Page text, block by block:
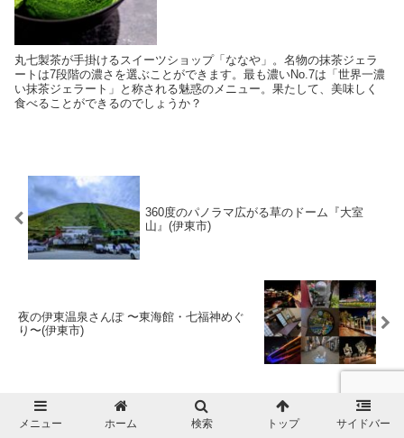
丸七製茶が手掛けるスイーツショップ「ななや」。名物の抹茶ジェラ
ートは7段階の濃さを選ぶことができます。最も濃いNo.7は「世界一濃
い抹茶ジェラート」と称される魅惑のメニュー。果たして、美味しく
食べることができるのでしょうか？
360度のパノラマ広がる草のドーム『大室
山』(伊東市)
夜の伊東温泉さんぽ 〜東海館・七福神めぐ
り〜(伊東市)
コメント
メニュー ホーム 検索 トップ サイドバー